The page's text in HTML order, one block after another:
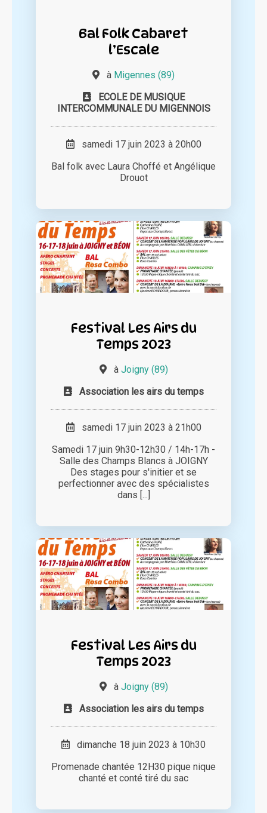
Bal Folk Cabaret
l’Escale
à Migennes (89)
ECOLE DE MUSIQUE
INTERCOMMUNALE DU MIGENNOIS
samedi 17 juin 2023 à 20h00
Bal folk avec Laura Choffé et Angélique
Drouot
Festival Les Airs du
Temps 2023
à Joigny (89)
Association les airs du temps
samedi 17 juin 2023 à 21h00
Samedi 17 juin 9h30-12h30 / 14h-17h -
Salle des Champs Blancs à JOIGNY
Des stages pour s'initier et se
perfectionner avec des spécialistes
dans [...]
Festival Les Airs du
Temps 2023
à Joigny (89)
Association les airs du temps
dimanche 18 juin 2023 à 10h30
Promenade chantée 12H30 pique nique
chanté et conté tiré du sac